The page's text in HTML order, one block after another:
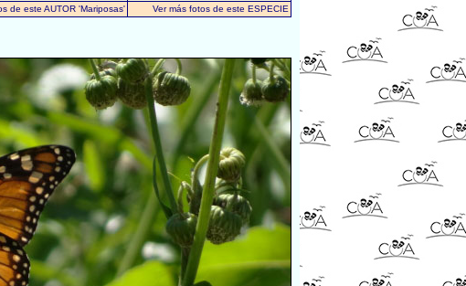
de este AUTOR 'Mariposas' Ver más fotos de este ESPECIE